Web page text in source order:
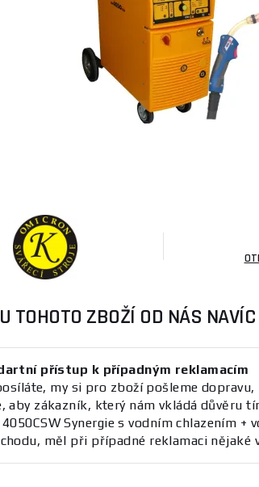
TOHOTO ZBOŽÍ OD NÁS
přístup k případným reklamacím
my si pro zboží pošleme
aby zákazník, který nám vkládá důvěru
Synergie s vodním chlazením +
měl při případné reklamaci nějaké